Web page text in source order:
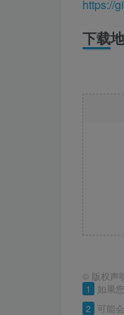
https://
下载
© 版权声
1 如果
2 可能